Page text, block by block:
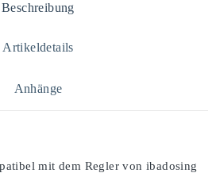
Beschreibung
Artikeldetails
Anhänge
mit dem Regler von ibadosing